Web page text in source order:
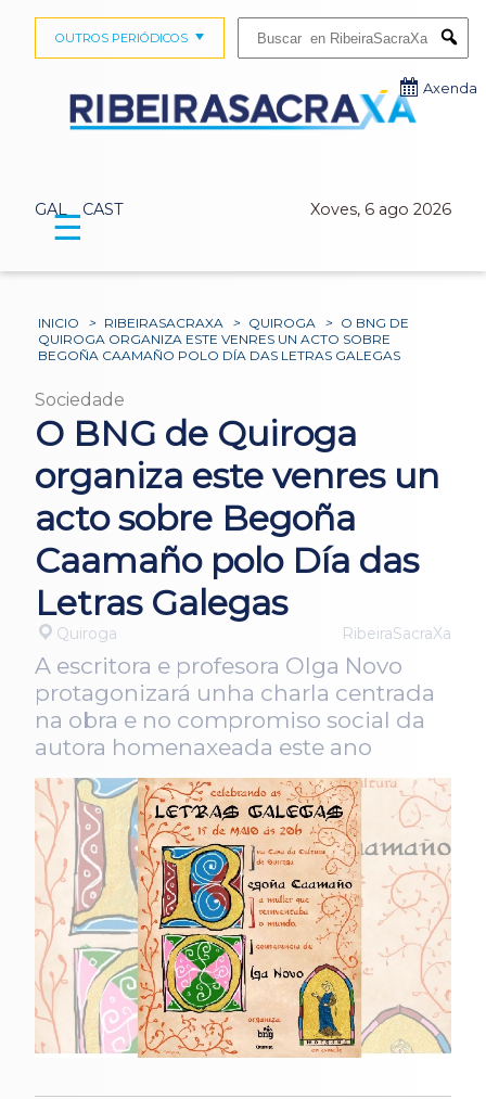
GAL CAST Xoves, 6 ago 2026
OUTROS PERIÓDICOS
Axenda
☰
INICIO > RIBEIRASACRAXA > QUIROGA > O BNG DE
QUIROGA ORGANIZA ESTE VENRES UN ACTO SOBRE
BEGOÑA CAAMAÑO POLO DÍA DAS LETRAS GALEGAS
Sociedade
O BNG de Quiroga
organiza este venres un
acto sobre Begoña
Caamaño polo Día das
Letras Galegas
Quiroga RibeiraSacraXa
A escritora e profesora Olga Novo
protagonizará unha charla centrada
na obra e no compromiso social da
autora homenaxeada este ano